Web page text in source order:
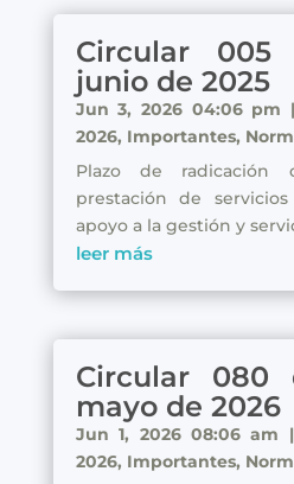
Circular
junio de 2025
Jun 3, 2026 04:06 pm |
2026, Importantes,
Plazo de radicación
prestación de
apoyo a la gestión y
leer más
Circular 080
mayo de 2026
Jun 1, 2026 08:06 am
2026, Importantes,